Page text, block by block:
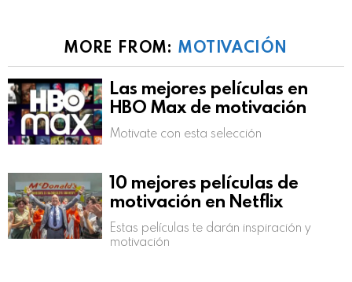
MORE FROM: MOTIVACIÓN
Las mejores películas en
HBO Max de motivación
Motivate con esta selección
10 mejores películas de
motivación en Netflix
Estas películas te darán inspiración y
motivación